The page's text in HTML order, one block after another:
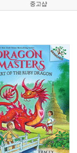
중고샵